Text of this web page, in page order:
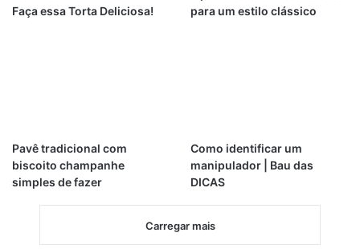
Faça essa Torta Deliciosa!
para um estilo clássico
Pavê tradicional com
biscoito champanhe
simples de fazer
Como identificar um
manipulador | Bau das
DICAS
Carregar mais